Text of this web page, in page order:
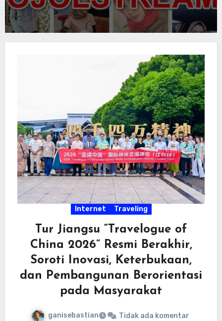
Internet Traveling
Tur Jiangsu “Travelogue of
China 2026” Resmi Berakhir,
Soroti Inovasi, Keterbukaan,
dan Pembangunan Berorientasi
pada Masyarakat
ganisebastian Tidak ada komentar